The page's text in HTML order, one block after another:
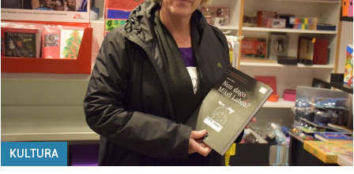
KULTURA